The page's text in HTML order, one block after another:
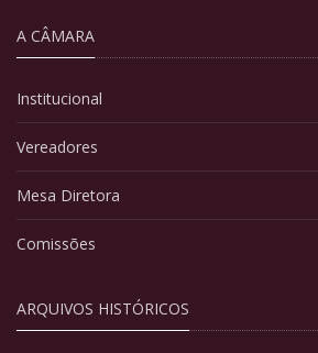
A CÂMARA
Institucional
Vereadores
Mesa Diretora
Comissões
ARQUIVOS HISTÓRICOS